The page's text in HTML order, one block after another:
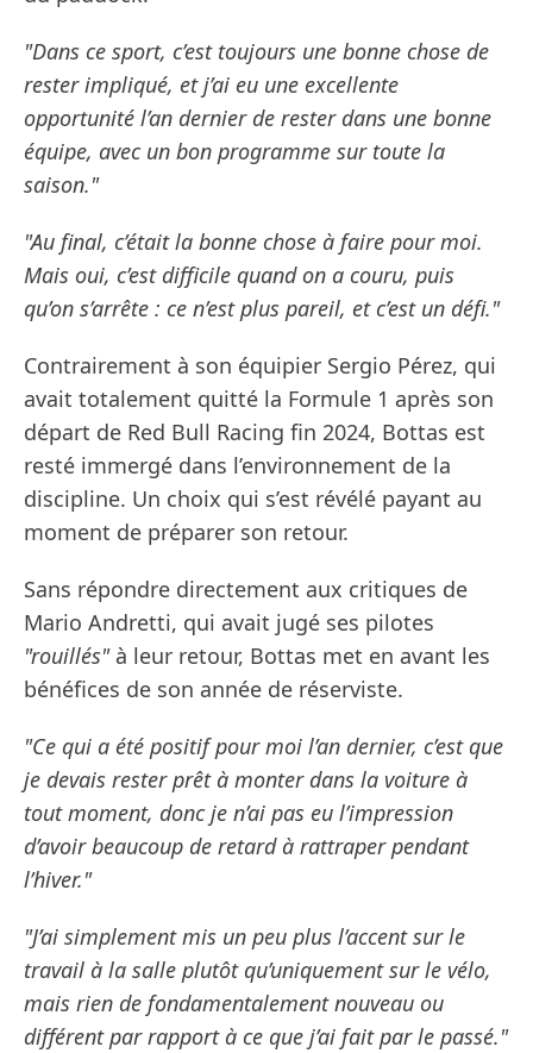
"Dans ce sport, c’est toujours une bonne chose de
rester impliqué, et j’ai eu une excellente
opportunité l’an dernier de rester dans une bonne
équipe, avec un bon programme sur toute la
saison."
"Au final, c’était la bonne chose à faire pour moi.
Mais oui, c’est difficile quand on a couru, puis
qu’on s’arrête : ce n’est plus pareil, et c’est un défi."
Contrairement à son équipier Sergio Pérez, qui
avait totalement quitté la Formule 1 après son
départ de Red Bull Racing fin 2024, Bottas est
resté immergé dans l’environnement de la
discipline. Un choix qui s’est révélé payant au
moment de préparer son retour.
Sans répondre directement aux critiques de
Mario Andretti, qui avait jugé ses pilotes
"rouillés"à leur retour, Bottas met en avant les
bénéfices de son année de réserviste.
"Ce qui a été positif pour moi l’an dernier, c’est que
je devais rester prêt à monter dans la voiture à
tout moment, donc je n’ai pas eu l’impression
d’avoir beaucoup de retard à rattraper pendant
l’hiver."
"J’ai simplement mis un peu plus l’accent sur le
travail à la salle plutôt qu’uniquement sur le vélo,
mais rien de fondamentalement nouveau ou
différent par rapport à ce que j’ai fait par le passé."